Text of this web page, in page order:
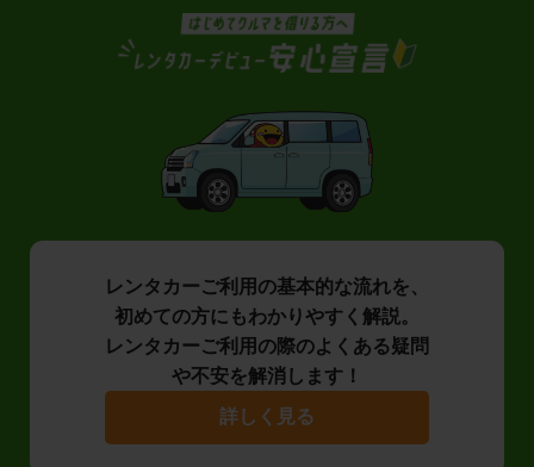
レンタカーご利用の基本的な流れを、
初めての方にもわかりやすく解説。
レンタカーご利用の際のよくある疑問
や不安を解消します！
詳しく見る